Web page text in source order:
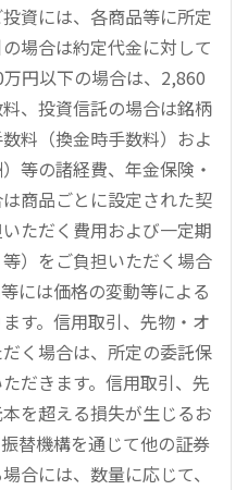
資には、各商品等に所定
場合は約定代金に対して
円以下の場合は、2,860
、投資信託の場合は銘柄
料（換金時手数料）およ
等の諸経費、年金保険・
商品ごとに設定された契
ただく費用および一定期
）をご負担いただく場合
には価格の変動等による
す。信用取引、先物・オ
く場合は、所定の委託保
だきます。信用取引、先
を超える損失が生じるお
替機構を通じて他の証券
合には、数量に応じて、